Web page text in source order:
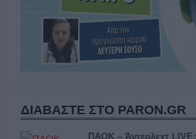
ΔΙΑΒΑΣΤΕ ΣΤΟ PARON.GR
ΠΑΟΚ – Άντερλεχτ